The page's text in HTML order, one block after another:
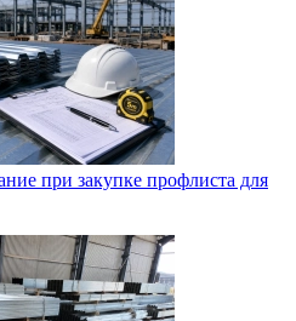
при закупке профлиста для